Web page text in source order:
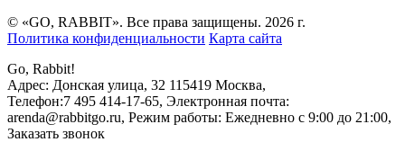
© «GO, RAВBIT». Все права защищены. 2026 г.
Политика конфиденциальности Карта сайта
Go, Rabbit!
Адрес: Донская улица, 32 115419 Москва,
Телефон:7 495 414-17-65, Электронная почта:
arenda@rabbitgo.ru, Режим работы: Ежедневно с 9:00 до 21:00,
Заказать звонок